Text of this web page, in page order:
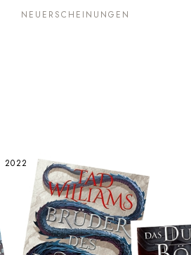
NEUERSCHEINUNGEN
2022